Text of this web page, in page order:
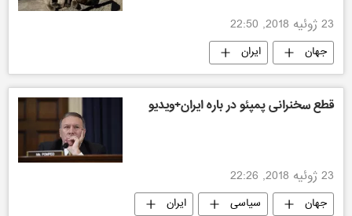
23 ژوئیه 2018, 22:50
جهان ایران
قطع سخنرانی پمپئو در باره ایران+ویدیو
23 ژوئیه 2018, 22:26
جهان سیاسی ایران